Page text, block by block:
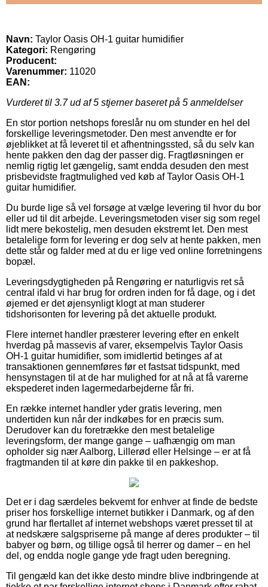
Navn: Taylor Oasis OH-1 guitar humidifier
Kategori: Rengøring
Producent:
Varenummer: 11020
EAN:
Vurderet til 3.7ud af 5 stjerner baseret på 5 anmeldelser
En stor portion netshops foreslår nu om stunder en hel del
forskellige leveringsmetoder. Den mest anvendte er for
øjeblikket at få leveret til et afhentningssted, så du selv kan
hente pakken den dag der passer dig. Fragtløsningen er
nemlig rigtig let gængelig, samt endda desuden den mest
prisbevidste fragtmulighed ved køb af Taylor Oasis OH-1
guitar humidifier.
Du burde lige så vel forsøge at vælge levering til hvor du bor
eller ud til dit arbejde. Leveringsmetoden viser sig som regel
lidt mere bekostelig, men desuden ekstremt let. Den mest
betalelige form for levering er dog selv at hente pakken, men
dette står og falder med at du er lige ved online forretningens
bopæl.
Leveringsdygtigheden på Rengøring er naturligvis ret så
central ifald vi har brug for ordren inden for få dage, og i det
øjemed er det øjensynligt klogt at man studerer
tidshorisonten for levering på det aktuelle produkt.
Flere internet handler præsterer levering efter en enkelt
hverdag på massevis af varer, eksempelvis Taylor Oasis
OH-1 guitar humidifier, som imidlertid betinges af at
transaktionen gennemføres før et fastsat tidspunkt, med
hensynstagen til at de har mulighed for at nå at få varerne
ekspederet inden lagermedarbejderne får fri.
En række internet handler yder gratis levering, men
undertiden kun når der indkøbes for en præcis sum.
Derudover kan du foretrække den mest betalelige
leveringsform, der mange gange – uafhængig om man
opholder sig nær Aalborg, Lillerød eller Helsinge – er at få
fragtmanden til at køre din pakke til en pakkeshop.
Det er i dag særdeles bekvemt for enhver at finde de bedste
priser hos forskellige internet butikker i Danmark, og af den
grund har flertallet af internet webshops været presset til at
at nedskære salgspriserne på mange af deres produkter – til
babyer og børn, og tillige også til herrer og damer – en hel
del, og endda nogle gange yde fragt uden beregning.
Til gengæld kan det ikke desto mindre blive indbringende at